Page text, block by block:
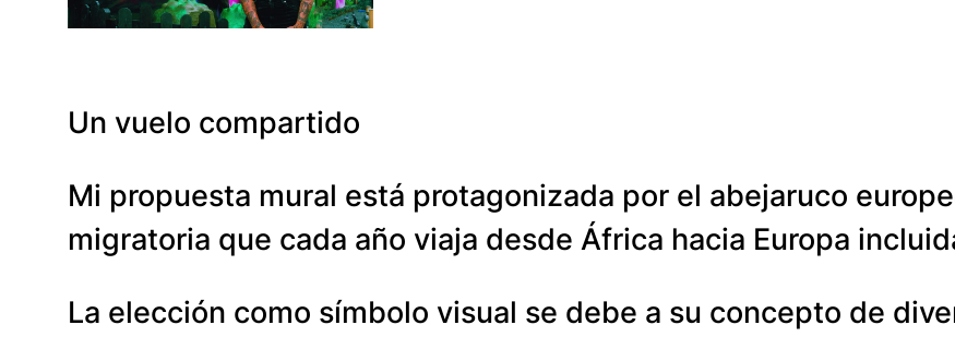
Un vuelo compartido
Mi propuesta mural está protagonizada por el abejaruco
migratoria que cada año viaja desde África hacia Europa
La elección como símbolo visual se debe a su concepto de